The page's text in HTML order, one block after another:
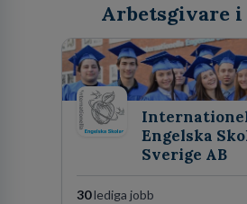
Arbetsgivare i
Engelska
Sverige AB
30lediga jobb